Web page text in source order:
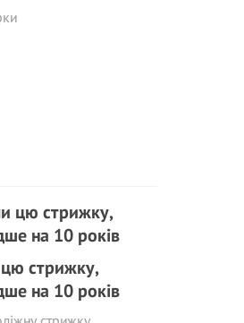
стрижку,
на 10 років